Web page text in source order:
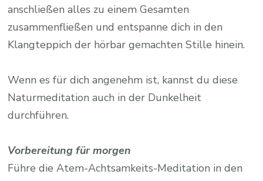
anschließen alles zu einem Gesamten
zusammenfließen und entspanne dich in den
Klangteppich der hörbar gemachten Stille hinein.
Wenn es für dich angenehm ist, kannst du diese
Naturmeditation auch in der Dunkelheit
durchführen.
Vorbereitung für morgen
Führe die Atem-Achtsamkeits-Meditation in den